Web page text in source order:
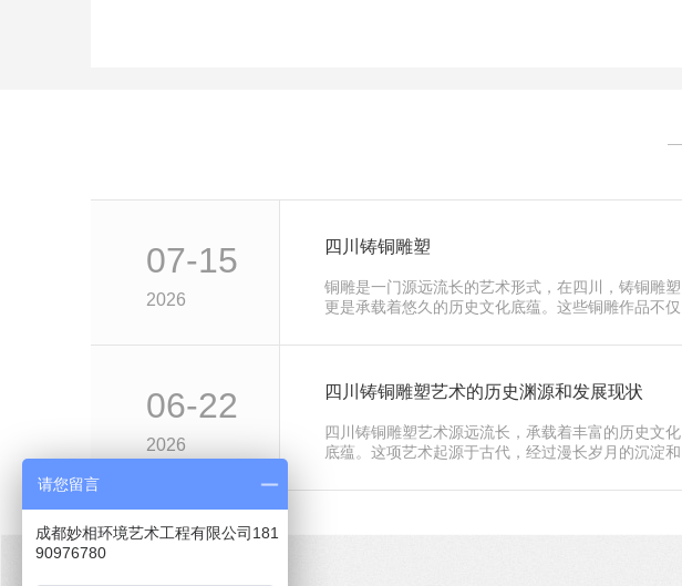
07-15
2026
四川铸铜雕塑
铜雕是一门源远流长的艺术形式，在四川，铸铜雕塑
更是承载着悠久的历史文化底蕴。这些铜雕作品不仅
06-22
2026
四川铸铜雕塑艺术的历史渊源和发展现状
四川铸铜雕塑艺术源远流长，承载着丰富的历史文化
底蕴。这项艺术起源于古代，经过漫长岁月的沉淀和
请您留言
成都妙相环境艺术工程有限公司181
90976780